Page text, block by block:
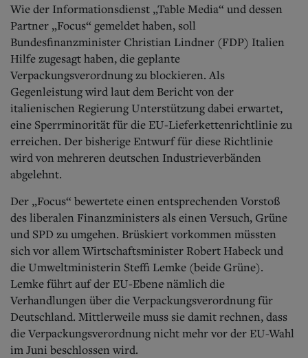
Wie der Informationsdienst „Table Media“ und dessen
Partner „Focus“ gemeldet haben, soll
Bundesfinanzminister Christian Lindner (FDP) Italien
Hilfe zugesagt haben, die geplante
Verpackungsverordnung zu blockieren. Als
Gegenleistung wird laut dem Bericht von der
italienischen Regierung Unterstützung dabei erwartet,
eine Sperrminorität für die EU-Lieferkettenrichtlinie zu
erreichen. Der bisherige Entwurf für diese Richtlinie
wird von mehreren deutschen Industrieverbänden
abgelehnt.
Der „Focus“ bewertete einen entsprechenden Vorstoß
des liberalen Finanzministers als einen Versuch, Grüne
und SPD zu umgehen. Brüskiert vorkommen müssten
sich vor allem Wirtschaftsminister Robert Habeck und
die Umweltministerin Steffi Lemke (beide Grüne).
Lemke führt auf der EU-Ebene nämlich die
Verhandlungen über die Verpackungsverordnung für
Deutschland. Mittlerweile muss sie damit rechnen, dass
die Verpackungsverordnung nicht mehr vor der EU-Wahl
im Juni beschlossen wird.